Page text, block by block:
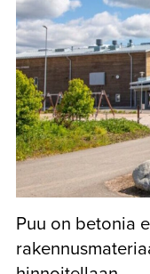
Puu on betonia